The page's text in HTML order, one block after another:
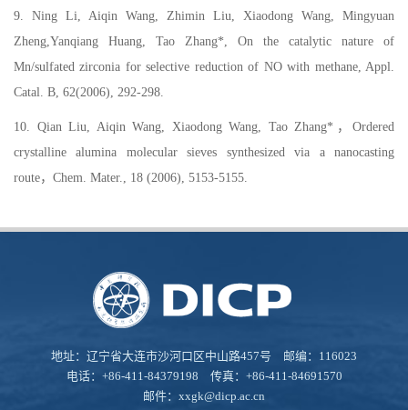
9. Ning Li, Aiqin Wang, Zhimin Liu, Xiaodong Wang, Mingyuan
Zheng,Yanqiang Huang, Tao Zhang*, On the catalytic nature of
Mn/sulfated zirconia for selective reduction of NO with methane, Appl.
Catal. B, 62(2006), 292-298.
10. Qian Liu, Aiqin Wang, Xiaodong Wang, Tao Zhang*，Ordered
crystalline alumina molecular sieves synthesized via a nanocasting
route，Chem. Mater., 18 (2006), 5153-5155.
地址：辽宁省大连市沙河口区中山路457号 邮编：116023
电话：+86-411-84379198 传真：+86-411-84691570
邮件： xxgk@dicp.ac.cn